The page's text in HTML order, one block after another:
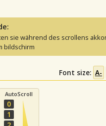
sie während des scrollens
bildschirm
Font size: A-
AutoScroll
0
1